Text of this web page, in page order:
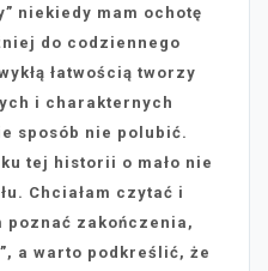
niekiedy mam ochotę
do codziennego
łatwością tworzy
i charakternych
sposób nie polubić.
tej historii o mało nie
Chciałam czytać i
poznać zakończenia,
a warto podkreślić, że